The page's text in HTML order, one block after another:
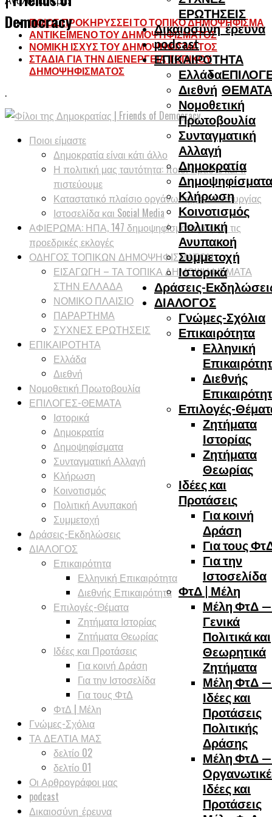
Democracy
ΕΡΩΤΗΣΕΙΣ
Δικαιοσύνη_έρευνα
podcast
ΕΠΙΚΑΙΡΟΤΗΤΑ
Ελλάδα
Διεθνή ΘΕΜΑΤΑ
Νομοθετική
Πρωτοβουλία
Συνταγματική
Αλλαγή
Δημοκρατία
Δημοψηφίσματα
Κλήρωση
Κοινοτισμός
Πολιτική
Ανυπακοή
Συμμετοχή
Ιστορικά
Δράσεις-
ΔΙΑΛΟΓΟΣ
Γνώμες-Σχόλια
Επικαιρότητα
Ελληνική
Διεθνής
Επιλογές-
Ζητήματα
Ιστορίας
Ζητήματα
Θεωρίας
Ιδέες και
Προτάσεις
Για κοινή
Δράση
Για τους
Για την
Ιστοσελίδα
ΦτΔ | Μέλη
Μέλη ΦτΔ —
Γενικά
Πολιτικά και
Θεωρητικά
Ζητήματα
Μέλη ΦτΔ —
Ιδέες και
Προτάσεις
Πολιτικής
Δράσης
Μέλη ΦτΔ —
Ιδέες και
Προτάσεις
ΠΟΙΟΣ ΠΡΟΚΗΡΥΣΣΕΙ ΤΟ ΤΟΠΙΚΟ ΔΗΜΟΨΗΦΙΣΜΑ
ΑΝΤΙΚΕΙΜΕΝΟ ΤΟΥ ΔΗΜΟΨΗΦΙΣΜΑΤΟΣ
ΝΟΜΙΚΗ ΙΣΧΥΣ ΤΟΥ ΔΗΜΟΨΗΦΙΣΜΑΤΟΣ
ΣΤΑΔΙΑ ΓΙΑ ΤΗΝ ΔΙΕΝΕΡΓΕΙΑ ΤΟΠΙΚΟΥ
ΔΗΜΟΨΗΦΙΣΜΑΤΟΣ
.
Ποιοι είμαστε
Δημοκρατία είναι κάτι άλλο
Η πολιτική μας ταυτότητα: ποιοι είμαστε και τι
πιστεύουμε
Καταστατικό πλαίσιο οργάνωσης και λειτουργίας
Ιστοσελίδα και Social Media
ΑΦΙΕΡΩΜΑ: ΗΠΑ, 147 δημοψηφίσματα μαζί με τις
προεδρικές εκλογές
ΟΔΗΓΟΣ ΤΟΠΙΚΩΝ ΔΗΜΟΨΗΦΙΣΜΑΤΩΝ
ΕΙΣΑΓΩΓΗ – ΤΑ ΤΟΠΙΚΑ ΔΗΜΟΨΗΦΙΣΜΑΤΑ
ΣΤΗΝ ΕΛΛΑΔΑ
ΝΟΜΙΚΟ ΠΛΑΙΣΙΟ
ΠΑΡΑΡΤΗΜΑ
ΣΥΧΝΕΣ ΕΡΩΤΗΣΕΙΣ
ΕΠΙΚΑΙΡΟΤΗΤΑ
Ελλάδα
Διεθνή
Νομοθετική Πρωτοβουλία
ΕΠΙΛΟΓΕΣ-ΘΕΜΑΤΑ
Ιστορικά
Δημοκρατία
Δημοψηφίσματα
Συνταγματική Αλλαγή
Κλήρωση
Κοινοτισμός
Πολιτική Ανυπακοή
Συμμετοχή
Δράσεις-Εκδηλώσεις
ΔΙΑΛΟΓΟΣ
Επικαιρότητα
Ελληνική Επικαιρότητα
Διεθνής Επικαιρότητα
Επιλογές-Θέματα
Ζητήματα Ιστορίας
Ζητήματα Θεωρίας
Ιδέες και Προτάσεις
Για κοινή Δράση
Για την Ιστοσελίδα
Για τους ΦτΔ
ΦτΔ | Μέλη
Γνώμες-Σχόλια
ΤΑ ΔΕΛΤΙΑ ΜΑΣ
δελτίο 02
δελτίο 01
Οι Αρθρογράφοι μας
podcast
Δικαιοσύνη_έρευνα